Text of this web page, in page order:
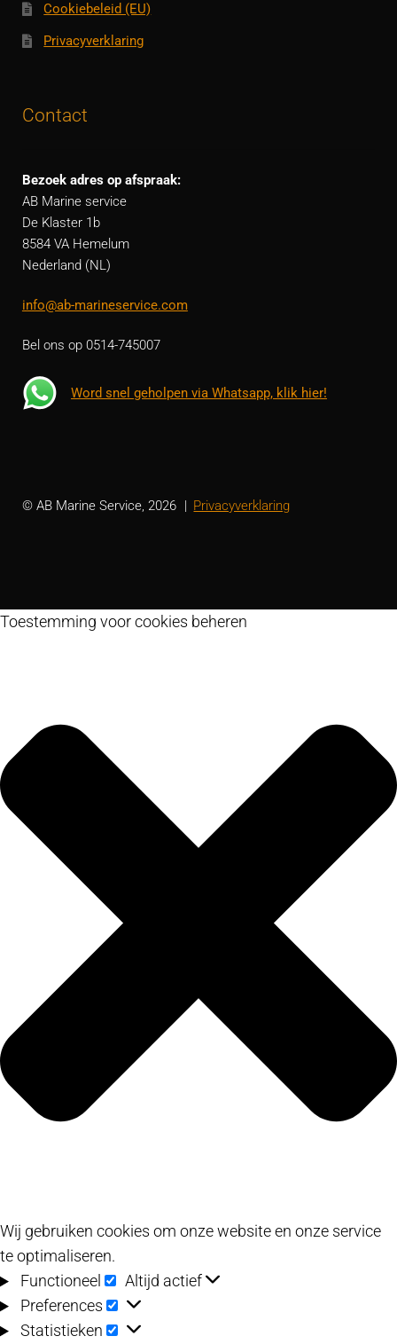
Cookiebeleid (EU)
Privacyverklaring
Contact
Bezoek adres op afspraak:
AB Marine service
De Klaster 1b
8584 VA Hemelum
Nederland (NL)
info@ab-marineservice.com
Bel ons op 0514-745007
Word snel geholpen via Whatsapp, klik hier!
© AB Marine Service, 2026 Privacyverklaring
Toestemming voor cookies beheren
Wij gebruiken cookies om onze website en onze service
te optimaliseren.
Functioneel
Functioneel
Altijd actief
Preferences
Preferences
Statistieken Statistieken